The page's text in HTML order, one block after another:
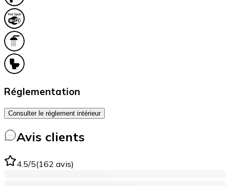
Réglementation
Consulter le réglement intérieur
Avis clients
4.5/5(162 avis)